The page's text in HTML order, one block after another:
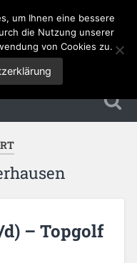
– Topgolf
um Ihnen eine bessere
die Nutzung unserer
von Cookies zu.